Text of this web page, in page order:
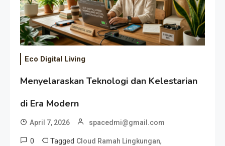
Eco Digital Living
Menyelaraskan Teknologi dan Kelestarian
di Era Modern
April 7, 2026 spacedmi@gmail.com
0 Tagged Cloud Ramah Lingkungan,